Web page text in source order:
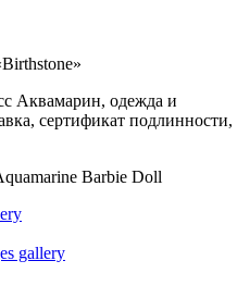
Аквамарин, одежда и
сертификат подлинности,
Barbie Doll
gallery